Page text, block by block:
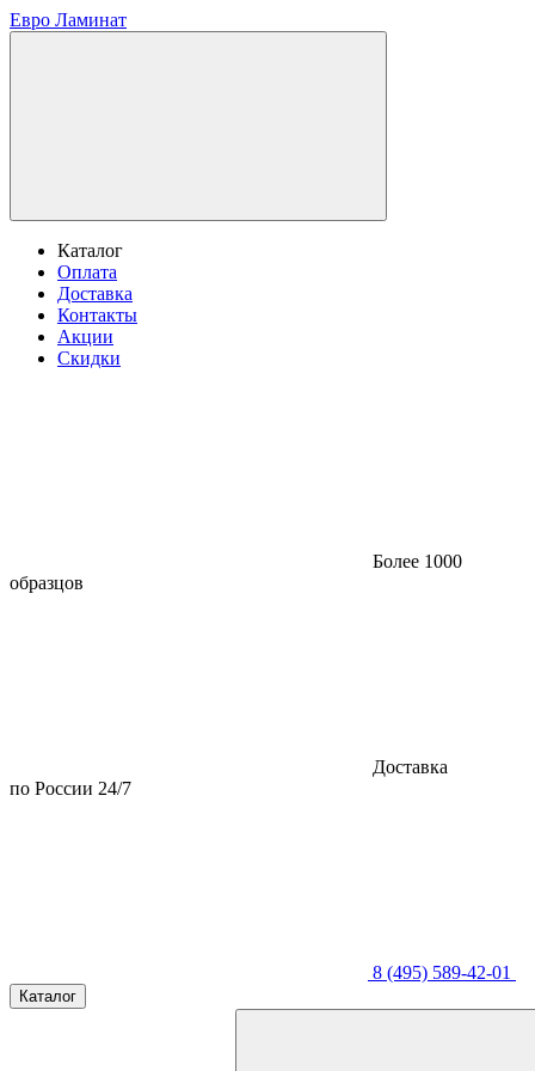
Евро Ламинат
Каталог
Оплата
Доставка
Контакты
Акции
Скидки
Более 1000
образцов
Доставка
по России 24/7
8 (495) 589-42-01
Каталог